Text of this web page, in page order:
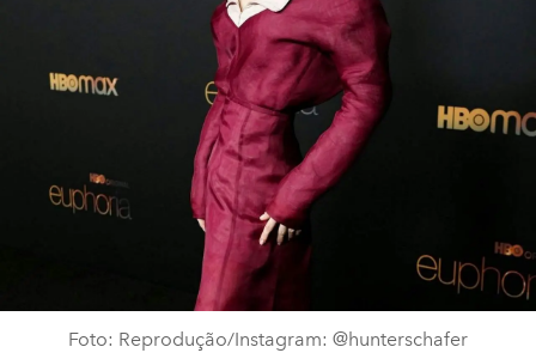
Foto: Reprodução/Instagram: @hunterschafer